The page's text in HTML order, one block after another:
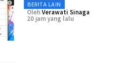
BERITA LAIN
OlehVerawati Sinaga
20 jam yang lalu